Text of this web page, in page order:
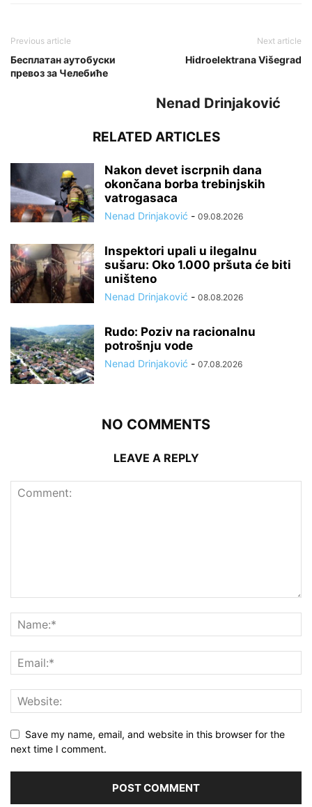
Previous article
Бесплатан аутобуски
превоз за Челебиће
Next article
Hidroelektrana Višegrad
Nenad Drinjaković
RELATED ARTICLES
Nakon devet iscrpnih dana
okončana borba trebinjskih
vatrogasaca
Nenad Drinjaković - 09.08.2026
Inspektori upali u ilegalnu
sušaru: Oko 1.000 pršuta će biti
uništeno
Nenad Drinjaković - 08.08.2026
Rudo: Poziv na racionalnu
potrošnju vode
Nenad Drinjaković - 07.08.2026
NO COMMENTS
LEAVE A REPLY
Save my name, email, and website in this browser for the
next time I comment.